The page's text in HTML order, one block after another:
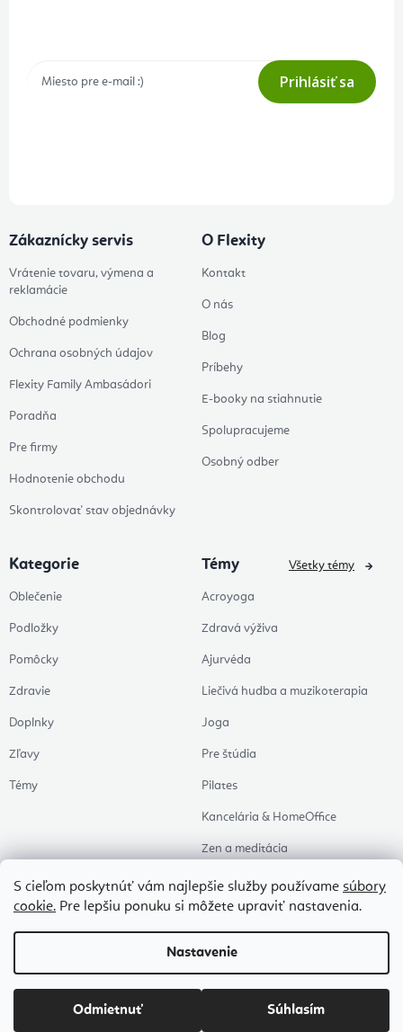
S cieľom poskytnúť vám najlepšie služby používame súbory
cookie. Pre lepšiu ponuku si môžete upraviť nastavenia.
Nastavenie
Odmietnuť Súhlasím
Prihlásiť sa
Zákaznícky servis
Vrátenie tovaru, výmena a
reklamácie
Obchodné podmienky
Ochrana osobných údajov
Flexity Family Ambasádori
Poradňa
Pre firmy
Hodnotenie obchodu
Skontrolovať stav objednávky
O Flexity
Kontakt
O nás
Blog
Príbehy
E-booky na stiahnutie
Spolupracujeme
Osobný odber
Kategorie
Oblečenie
Podložky
Pomôcky
Zdravie
Doplnky
Zľavy
Témy
Témy
Acroyoga
Zdravá výživa
Ajurvéda
Liečivá hudba a muzikoterapia
Joga
Pre štúdia
Pilates
Kancelária & HomeOffice
Zen a meditácia
Aromaterapia
Zdravý spánok
Naše obľúbené
Všetky témy
Vytvoril Shoptet Premium
Copyright 2026Flexity. Všetky práva vyhradené.Upraviť nastavenie cookies